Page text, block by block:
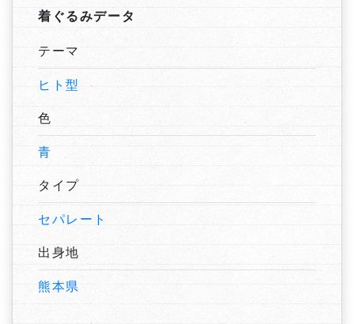
着ぐるみデータ
テーマ
ヒト型
色
青
タイプ
セパレート
出身地
熊本県